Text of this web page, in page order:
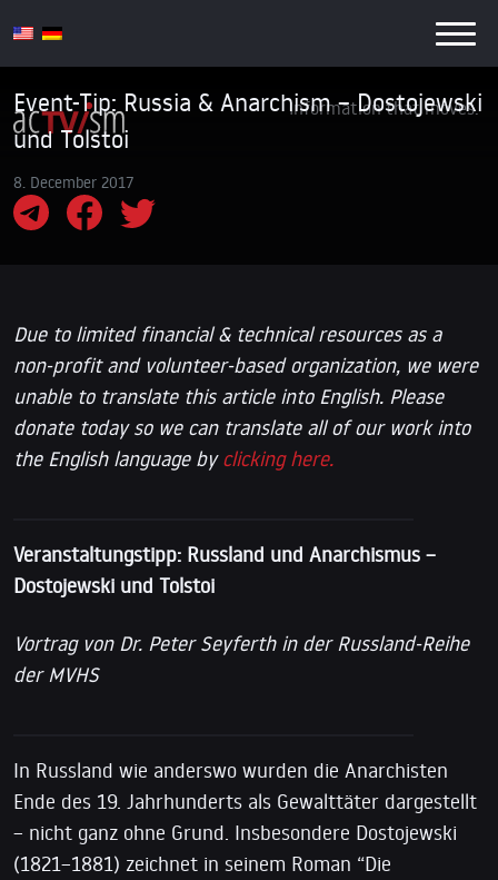
Information that moves.
Event-Tip: Russia & Anarchism – Dostojewski
und Tolstoi
8. December 2017
Due to limited financial & technical resources as a
non-profit and volunteer-based organization, we were
unable to translate this article into English. Please
donate today so we can translate all of our work into
the English language byclicking here.
Veranstaltungstipp: Russland und Anarchismus –
Dostojewski und Tolstoi
Vortrag von Dr. Peter Seyferth in der Russland-Reihe
der MVHS
In Russland wie anderswo wurden die Anarchisten
Ende des 19. Jahrhunderts als Gewalttäter dargestellt
– nicht ganz ohne Grund. Insbesondere Dostojewski
(1821–1881) zeichnet in seinem Roman “Die